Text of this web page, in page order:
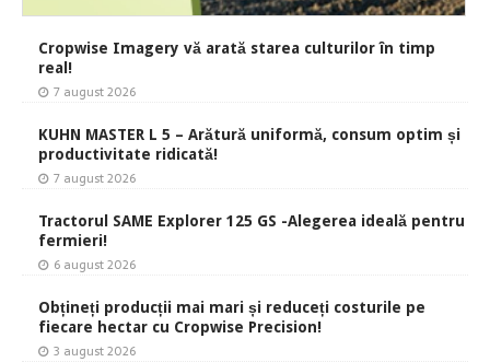
Cropwise Imagery vă arată starea culturilor în timp
real!
7 august 2026
KUHN MASTER L 5 – Arătură uniformă, consum optim și
productivitate ridicată!
7 august 2026
Tractorul SAME Explorer 125 GS -Alegerea ideală pentru
fermieri!
6 august 2026
Obțineți producții mai mari și reduceți costurile pe
fiecare hectar cu Cropwise Precision!
3 august 2026